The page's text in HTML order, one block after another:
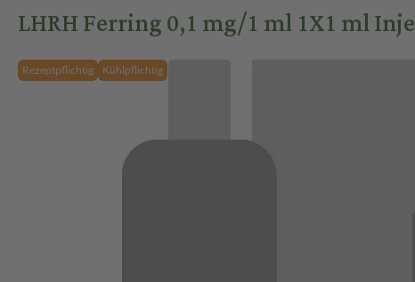
LHRH Ferring 0,1 mg/1 ml 1X1 ml
Rezeptpflichtig Kühlpflichtig